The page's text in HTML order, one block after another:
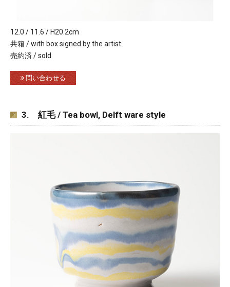
12.0 / 11.6 / H20.2cm
共箱 / with box signed by the artist
売約済 / sold
問い合わせる
3. 紅毛 / Tea bowl, Delft ware style